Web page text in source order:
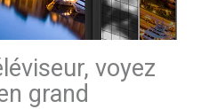
voyez
grand